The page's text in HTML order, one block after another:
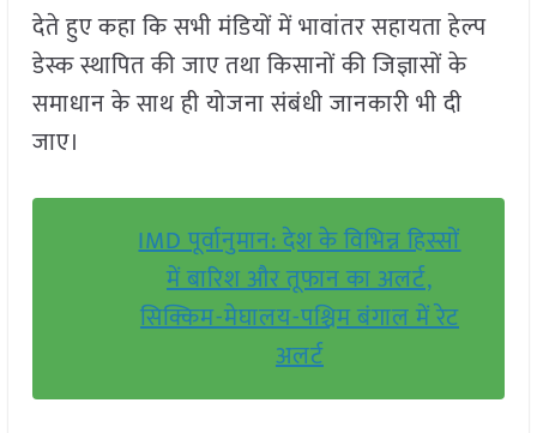
देते हुए कहा कि सभी मंडियों में भावांतर सहायता हेल्प
डेस्क स्थापित की जाए तथा किसानों की जिज्ञासों के
समाधान के साथ ही योजना संबंधी जानकारी भी दी
जाए।
IMD पूर्वानुमान: देश के विभिन्न हिस्सों
में बारिश और तूफान का अलर्ट,
सिक्किम-मेघालय-पश्चिम बंगाल में रेट
अलर्ट